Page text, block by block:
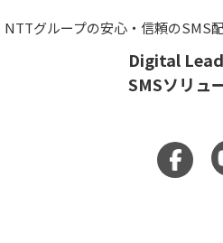
Digital
SMSソリュ
NTTグループの安心・信頼のSMS